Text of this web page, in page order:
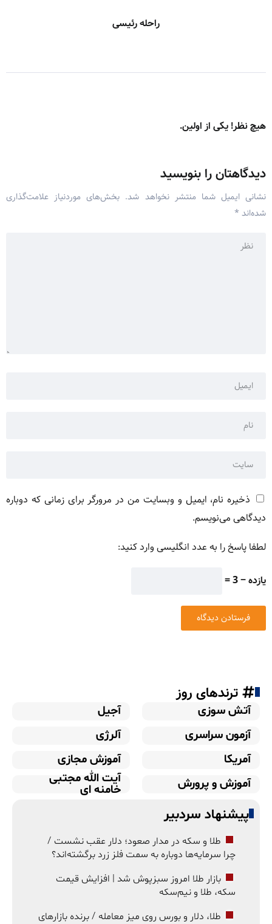
راحله رئیسی
هیچ نظر! یکی از اولین.
دیدگاهتان را بنویسید
نشانی ایمیل شما منتشر نخواهد شد. بخش‌های موردنیاز علامت‌گذاری
شده‌اند *
ذخیره نام، ایمیل و وبسایت من در مرورگر برای زمانی که دوباره
دیدگاهی می‌نویسم.
لطفا پاسخ را به عدد انگلیسی وارد کنید:
یازده − 3 =
ترندهای روز
آتش سوزی
آجیل
آزمون سراسری
آلرژی
آمریکا
آموزش مجازی
آموزش و پرورش
آیت الله مجتبی
خامنه ای
پیشنهاد سردبیر
طلا و سکه در مدار صعود؛ دلار عقب نشست /
چرا سرمایه‌ها دوباره به سمت فلز زرد برگشته‌اند؟
بازار طلا امروز سبزپوش شد | افزایش قیمت
سکه، طلا و نیم‌سکه
طلا، دلار و بورس روی میز معامله / برنده بازارهای